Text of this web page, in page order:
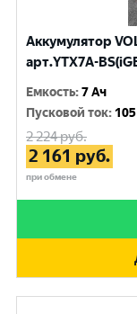
Аккумулятор
арт.YTX7A-
Емкость:7 Ач
Пусковой ток:
2 224руб.
2 161 руб.
при обмене